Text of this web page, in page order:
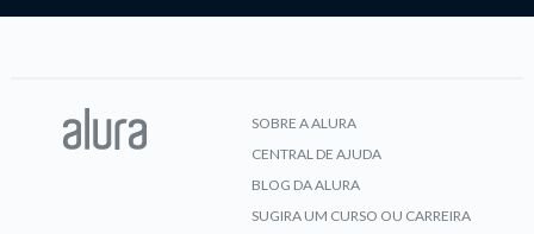
SOBRE A ALURA
CENTRAL DE AJUDA
BLOG DA ALURA
SUGIRA UM CURSO OU CARREIRA